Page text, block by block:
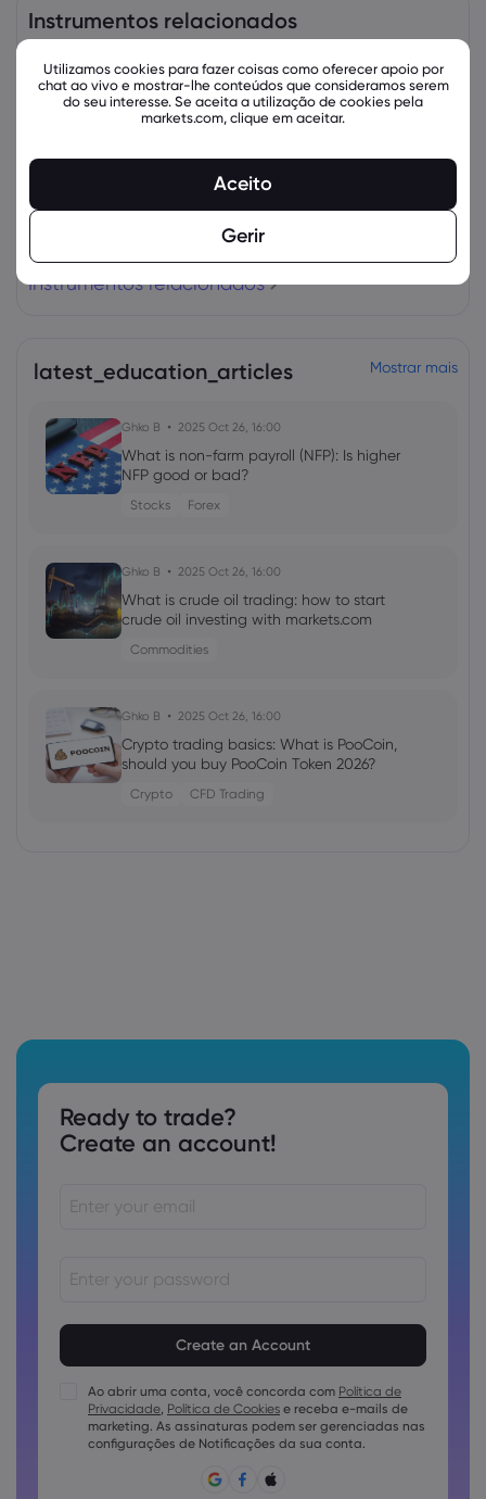
Instrumentos relacionados
Ativo Venda Comprar Alteração (%):
Instrumentos relacionados
latest_education_articles Mostrar mais
Ghko B 2025 Oct 26, 16:00
What is non-farm payroll (NFP): Is higher
NFP good or bad?
Stocks Forex
Ghko B 2025 Oct 26, 16:00
What is crude oil trading: how to start
crude oil investing with markets.com
Commodities
Ghko B 2025 Oct 26, 16:00
Crypto trading basics: What is PooCoin,
should you buy PooCoin Token 2026?
Crypto CFD Trading
Ready to trade?
Create an account!
As senhas devem conter pelo menos 1 letra maiúscula
As senhas devem conter pelo menos 1 letra minúscula
A senha deve conter ~!@#£%^e)_-+=:;&lt;&gt;{,[]?,.
Ao abrir uma conta, você concorda com Política de
Privacidade, Política de Cookies e receba e-mails de
marketing. As assinaturas podem ser gerenciadas nas
configurações de Notificações da sua conta.
Utilizamos cookies para fazer coisas como oferecer apoio por
chat ao vivo e mostrar-lhe conteúdos que consideramos serem
do seu interesse. Se aceita a utilização de cookies pela
markets.com, clique em aceitar.
Aceito
Gerir